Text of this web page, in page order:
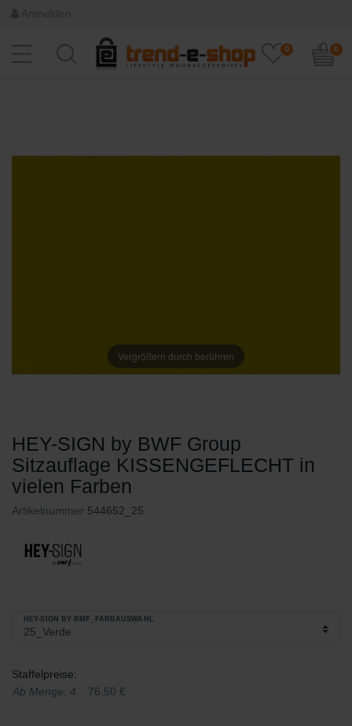
0 0
Vergrößern durch berühren
HEY-SIGN by BWF Group
Sitzauflage KISSENGEFLECHT in
vielen Farben
Artikelnummer 544652_25
HEY-SIGN BY BMF_FARBAUSWAHL
Staffelpreise:
Ab Menge: 4
76,50 €